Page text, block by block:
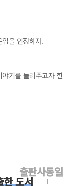
을 인정하자.
기를 들려주고자 한
출판사동일
한 도서